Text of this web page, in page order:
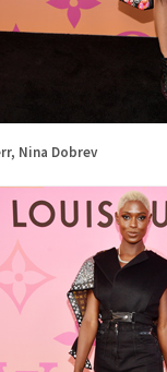
Nina Dobrev